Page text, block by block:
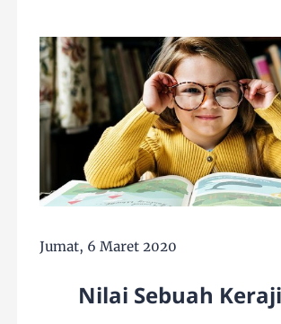
Jumat, 6 Maret 2020
Nilai Sebuah